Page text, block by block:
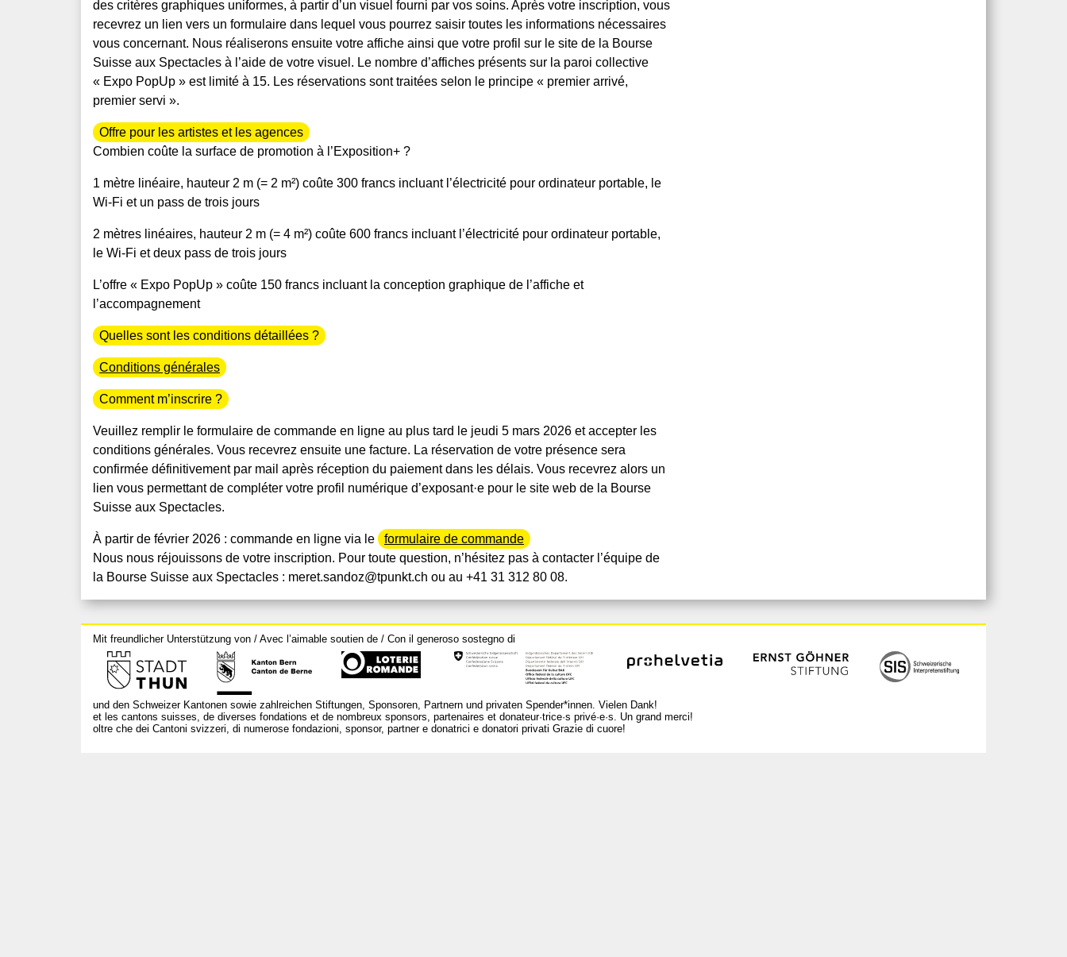
des critères graphiques uniformes, à partir d’un visuel fourni par vos soins. Après votre inscription, vous
recevrez un lien vers un formulaire dans lequel vous pourrez saisir toutes les informations nécessaires
vous concernant. Nous réaliserons ensuite votre affiche ainsi que votre profil sur le site de la Bourse
Suisse aux Spectacles à l’aide de votre visuel. Le nombre d’affiches présents sur la paroi collective
« Expo PopUp » est limité à 15. Les réservations sont traitées selon le principe « premier arrivé,
premier servi ».
Offre pour les artistes et les agences
Combien coûte la surface de promotion à l’Exposition+ ?
1 mètre linéaire, hauteur 2 m (= 2 m²) coûte 300 francs incluant l’électricité pour ordinateur portable, le
Wi-Fi et un pass de trois jours
2 mètres linéaires, hauteur 2 m (= 4 m²) coûte 600 francs incluant l’électricité pour ordinateur portable,
le Wi-Fi et deux pass de trois jours
L’offre « Expo PopUp » coûte 150 francs incluant la conception graphique de l’affiche et
l’accompagnement
Quelles sont les conditions détaillées ?
Conditions générales
Comment m’inscrire ?
Veuillez remplir le formulaire de commande en ligne au plus tard le jeudi 5 mars 2026 et accepter les
conditions générales. Vous recevrez ensuite une facture. La réservation de votre présence sera
confirmée définitivement par mail après réception du paiement dans les délais. Vous recevrez alors un
lien vous permettant de compléter votre profil numérique d’exposant·e pour le site web de la Bourse
Suisse aux Spectacles.
À partir de février 2026 : commande en ligne via le
formulaire de commande
Nous nous réjouissons de votre inscription. Pour toute question, n’hésitez pas à contacter l’équipe de
la Bourse Suisse aux Spectacles : meret.sandoz@tpunkt.ch ou au +41 31 312 80 08.
Mit freundlicher Unterstützung von / Avec l’aimable soutien de / Con il generoso sostegno di
und den Schweizer Kantonen sowie zahlreichen Stiftungen, Sponsoren, Partnern und privaten Spender*innen. Vielen Dank!
et les cantons suisses, de diverses fondations et de nombreux sponsors, partenaires et donateur·trice·s privé·e·s. Un grand merci!
oltre che dei Cantoni svizzeri, di numerose fondazioni, sponsor, partner e donatrici e donatori privati Grazie di cuore!